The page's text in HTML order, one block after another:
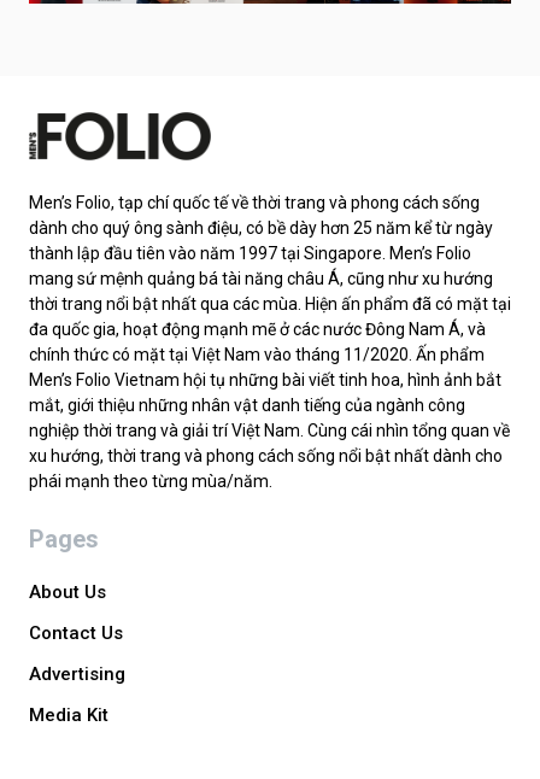
Men’s Folio, tạp chí quốc tế về thời trang và phong cách sống
dành cho quý ông sành điệu, có bề dày hơn 25 năm kể từ ngày
thành lập đầu tiên vào năm 1997 tại Singapore. Men’s Folio
mang sứ mệnh quảng bá tài năng châu Á, cũng như xu hướng
thời trang nổi bật nhất qua các mùa. Hiện ấn phẩm đã có mặt tại
đa quốc gia, hoạt động mạnh mẽ ở các nước Đông Nam Á, và
chính thức có mặt tại Việt Nam vào tháng 11/2020. Ấn phẩm
Men’s Folio Vietnam hội tụ những bài viết tinh hoa, hình ảnh bắt
mắt, giới thiệu những nhân vật danh tiếng của ngành công
nghiệp thời trang và giải trí Việt Nam. Cùng cái nhìn tổng quan về
xu hướng, thời trang và phong cách sống nổi bật nhất dành cho
phái mạnh theo từng mùa/năm.
Pages
About Us
Contact Us
Advertising
Media Kit